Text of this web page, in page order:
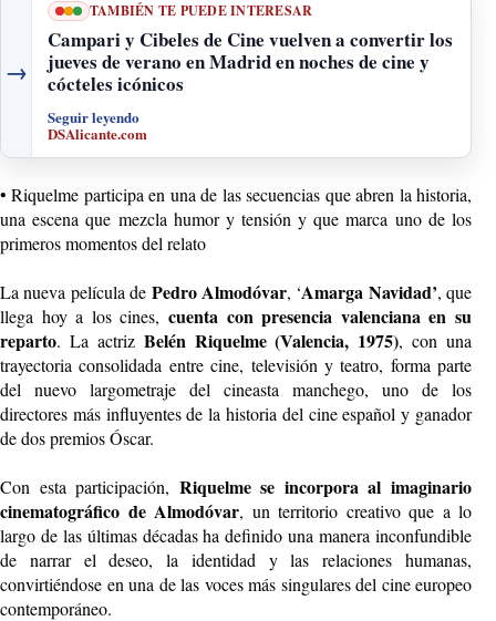
→
TAMBIÉN TE PUEDE INTERESAR
Campari y Cibeles de Cine vuelven a convertir los
jueves de verano en Madrid en noches de cine y
cócteles icónicos
Seguir leyendo
DSAlicante.com
•Riquelme participa en una de las secuencias que abren la historia,
una escena que mezcla humor y tensión y que marca uno de los
primeros momentos del relato
La nueva película de Pedro Almodóvar, ‘Amarga Navidad’, que
llega hoy a los cines, cuenta con presencia valenciana en su
reparto. La actriz Belén Riquelme (Valencia, 1975), con una
trayectoria consolidada entre cine, televisión y teatro, forma parte
del nuevo largometraje del cineasta manchego, uno de los
directores más influyentes de la historia del cine español y ganador
de dos premios Óscar.
Con esta participación, Riquelme se incorpora al imaginario
cinematográfico de Almodóvar, un territorio creativo que a lo
largo de las últimas décadas ha definido una manera inconfundible
de narrar el deseo, la identidad y las relaciones humanas,
convirtiéndose en una de las voces más singulares del cine europeo
contemporáneo.